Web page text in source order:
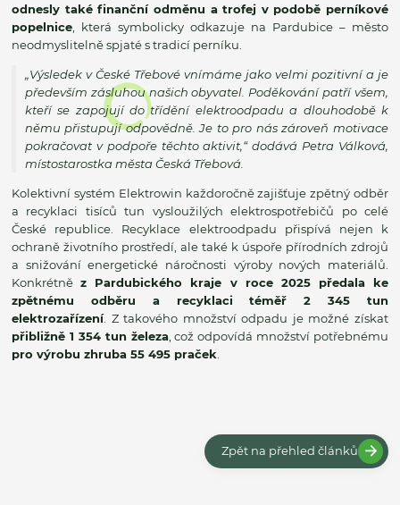
odnesly také finanční odměnu a trofej v podobě perníkové
popelnice , která symbolicky odkazuje na Pardubice – město
neodmyslitelně spjaté s tradicí perníku.
„Výsledek v České Třebové vnímáme jako velmi pozitivní a je
především zásluhou našich obyvatel. Poděkování patří všem,
kteří se zapojují do třídění elektroodpadu a dlouhodobě k
němu přistupují odpovědně. Je to pro nás zároveň motivace
pokračovat v podpoře těchto aktivit,“dodává Petra Válková,
místostarostka města Česká Třebová.
Kolektivní systém Elektrowin každoročně zajišťuje zpětný odběr
a recyklaci tisíců tun vysloužilých elektrospotřebičů po celé
České republice. Recyklace elektroodpadu přispívá nejen k
ochraně životního prostředí, ale také k úspoře přírodních zdrojů
a snižování energetické náročnosti výroby nových materiálů.
Konkrétněz Pardubického kraje v roce 2025 předala ke
zpětnému odběru a recyklaci téměř 2 345 tun
elektrozařízení. Z takového množství odpadu je možné získat
přibližně 1 354 tun železa, což odpovídá množství potřebnému
pro výrobu zhruba 55 495 praček
Zpět na přehled článků